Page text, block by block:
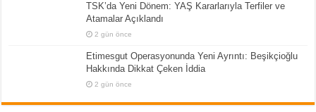
TSK’da Yeni Dönem: YAŞ Kararlarıyla Terfiler ve
Atamalar Açıklandı
2 gün önce
Etimesgut Operasyonunda Yeni Ayrıntı: Beşikçioğlu
Hakkında Dikkat Çeken İddia
2 gün önce